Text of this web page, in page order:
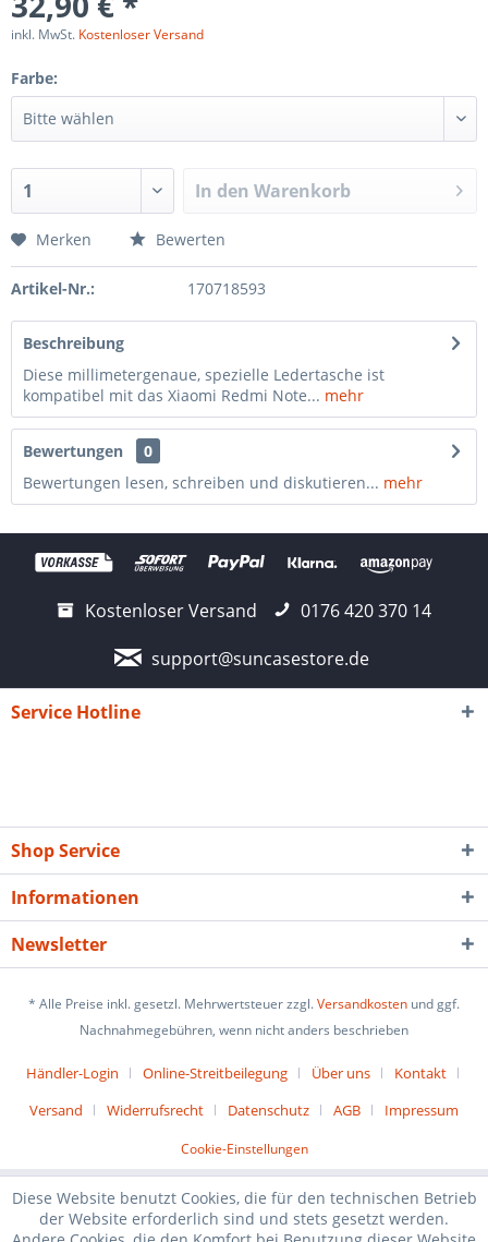
inkl. MwSt. Kostenloser Versand
Farbe:
In den Warenkorb
Merken Bewerten
Artikel-Nr.: 170718593
Beschreibung
Diese millimetergenaue, spezielle Ledertasche ist
kompatibel mit das Xiaomi Redmi Note... mehr
Bewertungen
0
Bewertungen lesen, schreiben und diskutieren... mehr
Kostenloser Versand
0176 420 370 14
support@suncasestore.de
Service Hotline
Shop Service
Informationen
Newsletter
* Alle Preise inkl. gesetzl. Mehrwertsteuer zzgl.Versandkosten und ggf.
Nachnahmegebühren, wenn nicht anders beschrieben
Händler-Login Online-Streitbeilegung Über uns
Kontakt
Versand
Widerrufsrecht Datenschutz AGB Impressum
Cookie-Einstellungen
Diese Website benutzt Cookies, die für den technischen Betrieb
der Website erforderlich sind und stets gesetzt werden.